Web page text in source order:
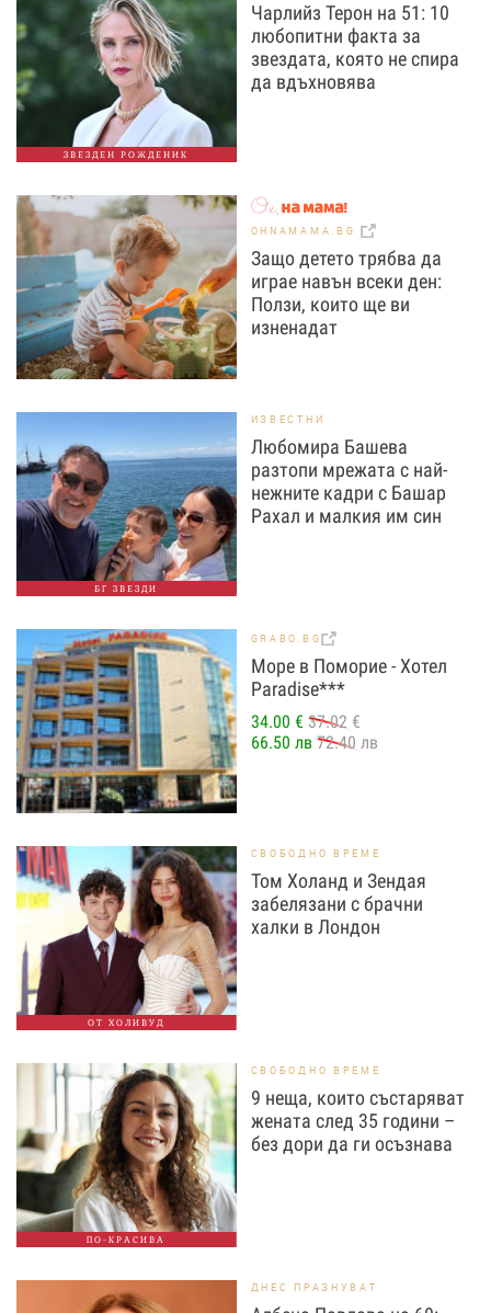
ЗВЕЗДЕН РОЖДЕНИК
Чарлийз Терон на 51: 10
любопитни факта за
звездата, която не спира
да вдъхновява
OHNAMAMA.BG
Защо детето трябва да
играе навън всеки ден:
Ползи, които ще ви
изненадат
БГ ЗВЕЗДИ
ИЗВЕСТНИ
Любомира Башева
разтопи мрежата с най-
нежните кадри с Башар
Рахал и малкия им син
GRABO.BG
Море в Поморие - Хотел
Paradise***
34.00 € 37.02 €
66.50 лв 72.40 лв
ОТ ХОЛИВУД
СВОБОДНО ВРЕМЕ
Том Холанд и Зендая
забелязани с брачни
халки в Лондон
ПО-КРАСИВА
СВОБОДНО ВРЕМЕ
9 неща, които състаряват
жената след 35 години –
без дори да ги осъзнава
ДНЕС ПРАЗНУВАТ